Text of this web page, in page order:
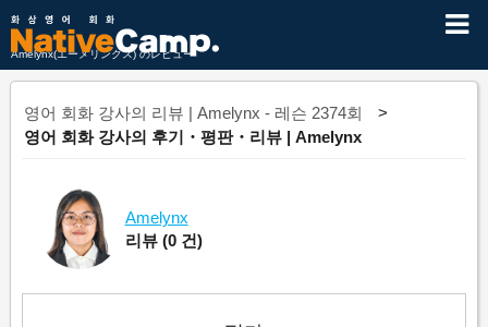
Amelynx(エーメリンクス) のレビュー
영어 회화 강사의 리뷰 | Amelynx - 레슨 2374회
영어 회화 강사의 후기・평판・리뷰 | Amelynx
Amelynx
리뷰 (0 건)